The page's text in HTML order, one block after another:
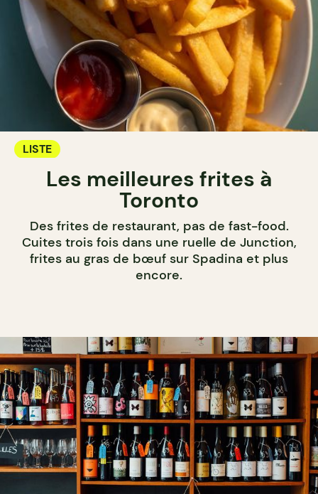
LISTE
Les meilleures frites à
Toronto
Des frites de restaurant, pas de fast-food.
Cuites trois fois dans une ruelle de Junction,
frites au gras de bœuf sur Spadina et plus
encore.